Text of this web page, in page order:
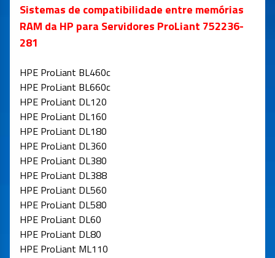
Sistemas de compatibilidade entre memórias
RAM da HP para Servidores ProLiant 752236-
281
HPE ProLiant BL460c
HPE ProLiant BL660c
HPE ProLiant DL120
HPE ProLiant DL160
HPE ProLiant DL180
HPE ProLiant DL360
HPE ProLiant DL380
HPE ProLiant DL388
HPE ProLiant DL560
HPE ProLiant DL580
HPE ProLiant DL60
HPE ProLiant DL80
HPE ProLiant ML110